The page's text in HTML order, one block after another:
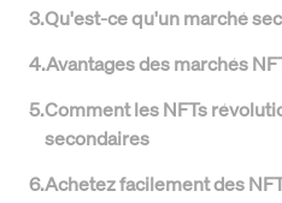
3.Qu'est-ce qu'un marché
4.Avantages des marchés
5.Comment les NFTs
secondaires
6.Achetez facilement des